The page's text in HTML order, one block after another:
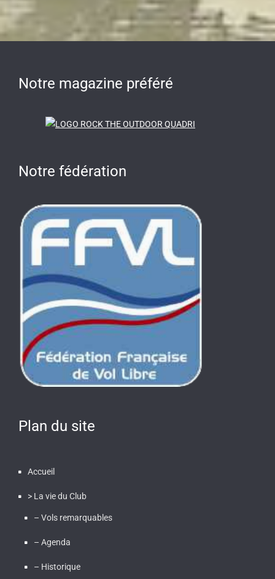
Notre magazine préféré
Notre fédération
Plan du site
Accueil
> La vie du Club
– Vols remarquables
– Agenda
– Historique